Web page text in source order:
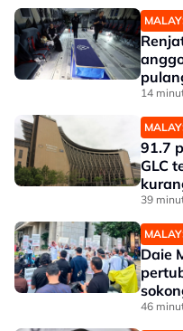
14
91.7
GLC
akhir
39
Daie
46